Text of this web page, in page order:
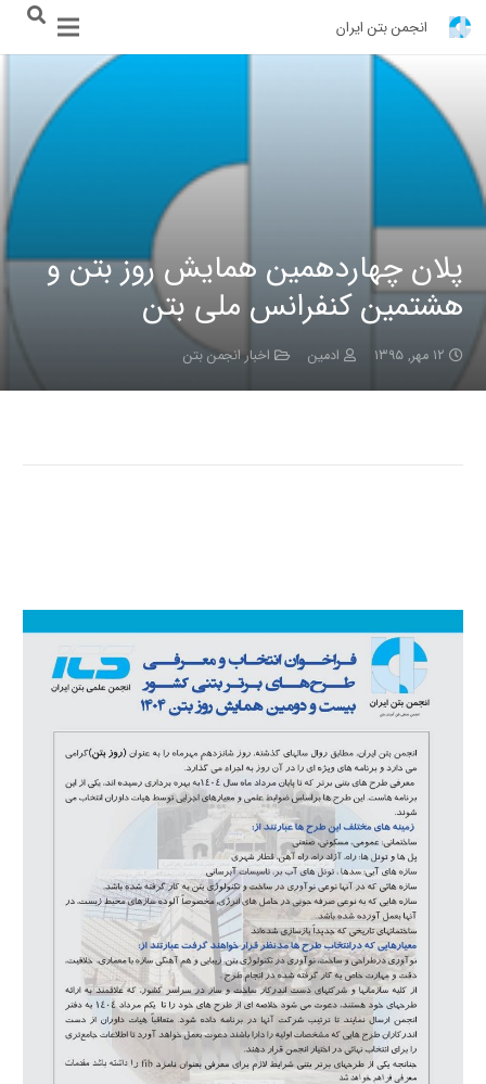
انجمن بتن ایران
پلان چهاردهمین همایش روز بتن و
هشتمین کنفرانس ملی بتن
۱۲ مهر, ۱۳۹۵ ادمین اخبار انجمن بتن